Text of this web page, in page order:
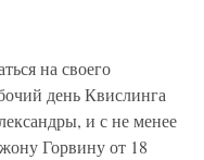
на своего
день Квислинга
и с не менее
Горвину от 18